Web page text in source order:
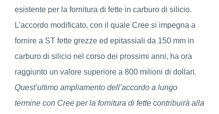
esistente per la fornitura di fette in carburo di silicio.
L’accordo modificato, con il quale Cree si impegna a
fornire a ST fette grezze ed epitassiali da 150 mm in
carburo di silicio nel corso dei prossimi anni, ha ora
raggiunto un valore superiore a 800 milioni di dollari.
Quest’ultimo ampliamento dell’accordo a lungo
termine con Cree per la fornitura di fette contribuirà alla